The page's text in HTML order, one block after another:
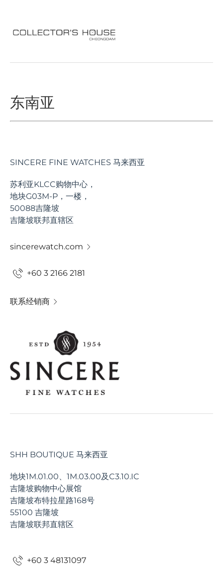
东南亚
SINCERE FINE WATCHES 马来西亚
苏利亚KLCC购物中心，
地块G03M-P，一楼，
50088吉隆坡
吉隆坡联邦直辖区
sincerewatch.com
+60 3 2166 2181
联系经销商
SHH BOUTIQUE 马来西亚
地块1M.01.00、1M.03.00及C3.10.IC
吉隆坡购物中心展馆
吉隆坡布特拉星路168号
55100 吉隆坡
吉隆坡联邦直辖区
+60 3 48131097